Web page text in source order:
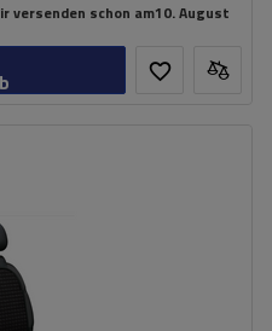
versenden schon am10. August